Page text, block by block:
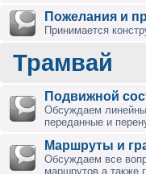
Пожелания и
Принимается
Трамвай
Подвижной
Обсуждаем
переданные и
Маршруты и
Обсуждаем все
маршрутов а также